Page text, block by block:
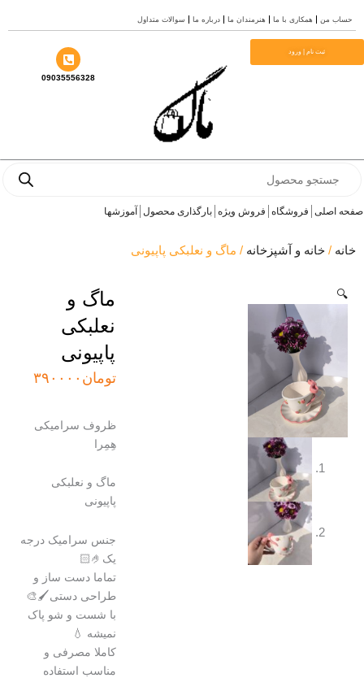
همکاری با ما هنرمندان ما درباره ما سوالات متداول
09035556328
فروشگاه فروش ویژه بارگذاری محصول آموزشها
خانه و آشپزخانه/ ماگ و نعلبکی پاپیونی
ماگ و
نعلبکی
پاپیونی
۳۹۰۰۰۰
ظروف سرامیکی
ماگ و نعلبکی
جنس سرامیک درجه
تماما دست ساز و
طراحی دستی🖌️🎨
با شست و شو پاک
نمیشه 💧
کاملا مصرفی و
مناسب استفاده